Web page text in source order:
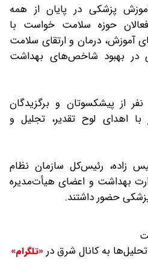
پزشکی در پایان از همه
فعالان حوزه سلامت خواست با
آموزش، درمان و ارتقای سلامت
در بهبود شاخص‌های بهداشت
در پایان این مراسم، از ۹ نفر از پیشکسوتان و برگزیدگان
اهدای لوح تقدیر، تجلیل و
زاده، رئیس‌کل سازمان نظام
بهداشت و اعضای هیأت‌مدیره
حضور داشتند.
به کانال شرق در «تلگرام»